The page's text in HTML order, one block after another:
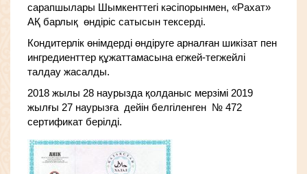
сарапшылары Шымкенттегі кәсіпорынмен, «Рахат»
АҚ барлық өндіріс сатысын тексерді.
Кондитерлік өнімдерді өндіруге арналған шикізат пен
ингредиенттер құжаттамасына егжей-тегжейлі
талдау жасалды.
2018 жылы 28 наурызда қолданыс мерзімі 2019
жылғы 27 наурызға дейін белгіленген № 472
сертификат берілді.